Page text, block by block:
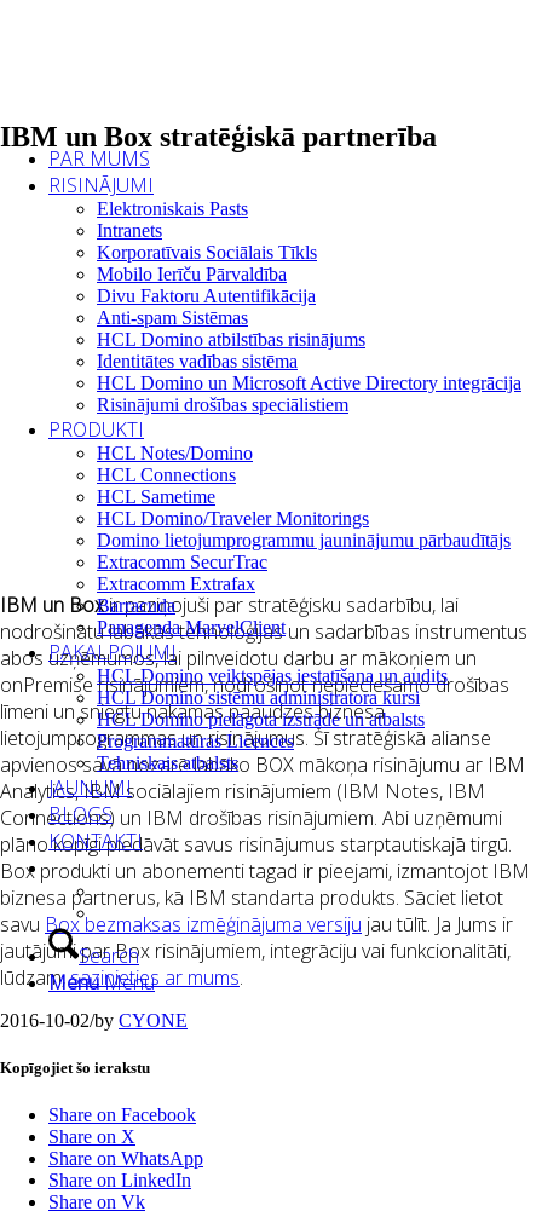
PAR MUMS
RISINĀJUMI
Elektroniskais Pasts
Intranets
Korporatīvais Sociālais Tīkls
Mobilo Ierīču Pārvaldība
Divu Faktoru Autentifikācija
Anti-spam Sistēmas
HCL Domino atbilstības risinājums
Identitātes vadības sistēma
HCL Domino un Microsoft Active Directory integrācija
Risinājumi drošības speciālistiem
PRODUKTI
HCL Notes/Domino
HCL Connections
HCL Sametime
HCL Domino/Traveler Monitorings
Domino lietojumprogrammu jauninājumu pārbaudītājs
Extracomm SecurTrac
Extracomm Extrafax
Barracuda
Panagenda MarvelClient
PAKALPOJUMI
HCL Domino veiktspējas iestatīšana un audits
HCL Domino sistēmu administratora kursi
HCL Domino pielāgota izstrāde un atbalsts
Programmatūras Licences
Tehniskais atbalsts
JAUNUMI
BLOGS
KONTAKTI
Search
MenuMenu
IBM un Box stratēģiskā partnerība
IBM un Boxir paziņojuši par stratēģisku sadarbību, lai
nodrošinātu labākās tehnoloģijas un sadarbības instrumentus
abos uzņēmumos, lai pilnveidotu darbu ar mākoņiem un
onPremise risinājumiem, nodrošinot nepieciešamo drošības
līmeni un sniegtu nākamās paaudzes biznesa
lietojumprogrammas un risinājumus. Šī stratēģiskā alianse
apvienos savā nozarē labāko BOX mākoņa risinājumu ar IBM
Analytics, IBM sociālajiem risinājumiem (IBM Notes, IBM
Connections) un IBM drošības risinājumiem. Abi uzņēmumi
plāno kopīgi piedāvāt savus risinājumus starptautiskajā tirgū.
Box produkti un abonementi tagad ir pieejami, izmantojot IBM
biznesa partnerus, kā IBM standarta produkts. Sāciet lietot
savu Box bezmaksas izmēģinājuma versiju jau tūlīt. Ja Jums ir
jautājumi par Box risinājumiem, integrāciju vai funkcionalitāti,
lūdzam,sazinieties ar mums.
2016-10-02/by CYONE
Kopīgojiet šo ierakstu
Share on Facebook
Share on X
Share on WhatsApp
Share on LinkedIn
Share on Vk